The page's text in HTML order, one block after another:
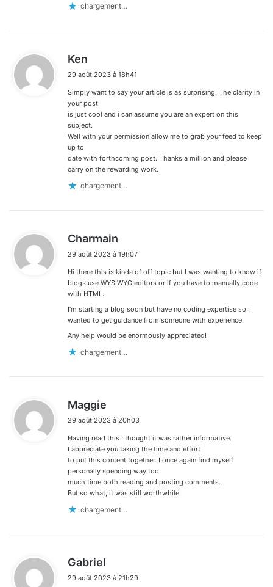
chargement…
Ken
t
:
29 août 2023 à 18h41
Simply want to say your article is as surprising. The clarity in
your post
is just cool and i can assume you are an expert on this
subject.
Well with your permission allow me to grab your feed to keep
up to
date with forthcoming post. Thanks a million and please
carry on the rewarding work.
chargement…
Charmain
t
:
29 août 2023 à 19h07
Hi there this is kinda of off topic but I was wanting to know if
blogs use WYSIWYG editors or if you have to manually code
with HTML.
I’m starting a blog soon but have no coding expertise so I
wanted to get guidance from someone with experience.
Any help would be enormously appreciated!
chargement…
Maggie
t
:
29 août 2023 à 20h03
Having read this I thought it was rather informative.
I appreciate you taking the time and effort
to put this content together. I once again find myself
personally spending way too
much time both reading and posting comments.
But so what, it was still worthwhile!
chargement…
Gabriel
t
29 août 2023 à 21h29